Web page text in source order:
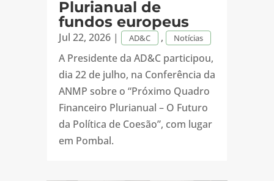
Plurianual de
fundos europeus
Jul 22, 2026| AD&C , Notícias
A Presidente da AD&C participou,
dia 22 de julho, na Conferência da
ANMP sobre o “Próximo Quadro
Financeiro Plurianual – O Futuro
da Política de Coesão”, com lugar
em Pombal.